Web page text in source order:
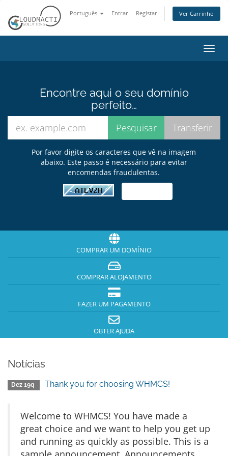
Português Entrar Registar Ver Carrinho
Encontre aqui o seu domínio
perfeito…
Por favor digite os caracteres que vê na imagem
abaixo. Este passo é necessário para evitar
encomendas fraudulentas.
COMPRAR UM DOMÍNIO
COMPRAR ALOJAMENTO
FAZER UM PAGAMENTO
OBTER AJUDA
Notícias
Dez 19q Thank you for choosing WHMCS!
Welcome to WHMCS! You have made a
great choice and we want to help you get up
and running as quickly as possible. This is a